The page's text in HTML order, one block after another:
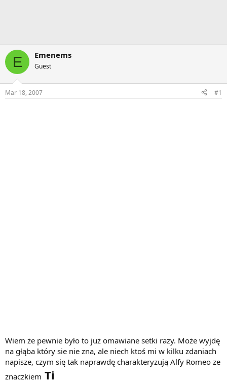
E Emenems
Guest
Mar 18, 2007 #1
Wiem że pewnie było to już omawiane setki razy. Może wyjdę
na głąba który sie nie zna, ale niech ktoś mi w kilku zdaniach
napisze, czym się tak naprawdę charakteryzują Alfy Romeo ze
znaczkiem Ti